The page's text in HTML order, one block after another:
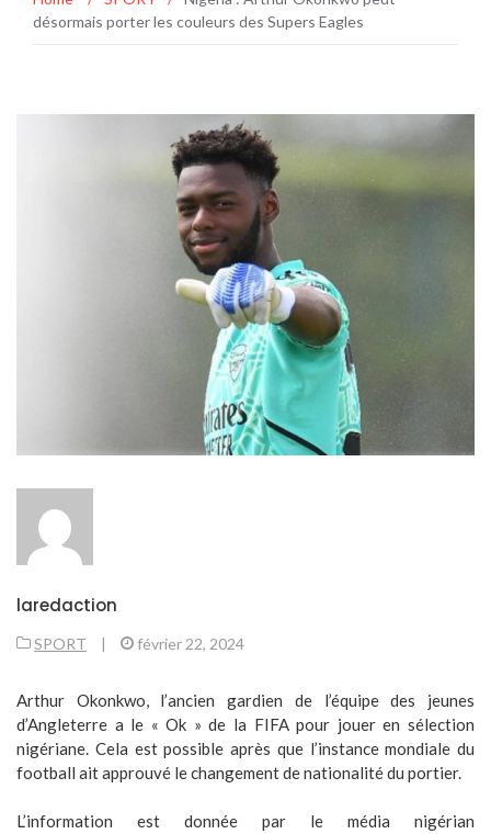
désormais porter les couleurs des Supers Eagles
laredaction
SPORT | février 22, 2024
Arthur Okonkwo, l’ancien gardien de l’équipe des jeunes
d’Angleterre a le « Ok » de la FIFA pour jouer en sélection
nigériane. Cela est possible après que l’instance mondiale du
football ait approuvé le changement de nationalité du portier.
L’information est donnée par le média nigérian